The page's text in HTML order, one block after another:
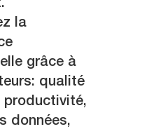
la
grâce à
qualité
productivité,
données,